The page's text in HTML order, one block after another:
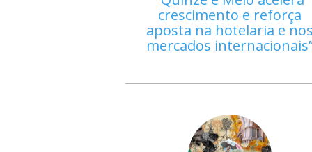
crescimento e reforça
aposta na hotelaria e
mercados internacionais